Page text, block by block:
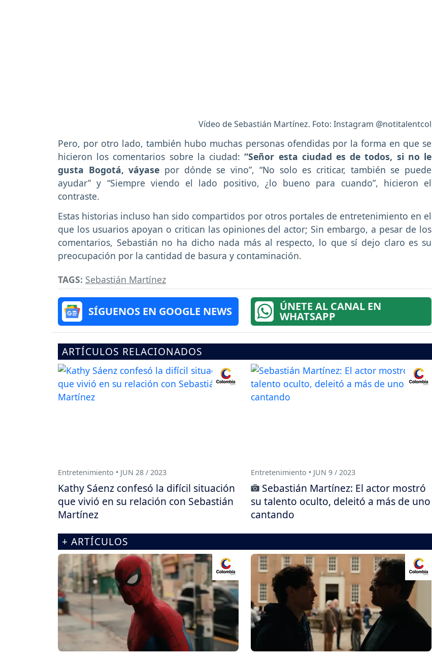
Vídeo de Sebastián Martínez. Foto: Instagram @notitalentcol
Pero, por otro lado, también hubo muchas personas ofendidas por la forma en que se
hicieron los comentarios sobre la ciudad: “Señor esta ciudad es de todos, si no le
gusta Bogotá, váyase por dónde se vino”, “No solo es criticar, también se puede
ayudar” y “Siempre viendo el lado positivo, ¿lo bueno para cuando”, hicieron el
contraste.
Estas historias incluso han sido compartidos por otros portales de entretenimiento en el
que los usuarios apoyan o critican las opiniones del actor; Sin embargo, a pesar de los
comentarios, Sebastián no ha dicho nada más al respecto, lo que sí dejo claro es su
preocupación por la cantidad de basura y contaminación.
TAGS: Sebastián Martínez
SÍGUENOS EN GOOGLE NEWS ÚNETE AL CANAL EN
WHATSAPP
ARTÍCULOS RELACIONADOS
Entretenimiento • JUN 28 / 2023
Kathy Sáenz confesó la difícil situación
que vivió en su relación con Sebastián
Martínez
Entretenimiento • JUN 9 / 2023
Sebastián Martínez: El actor mostró
su talento oculto, deleitó a más de uno
cantando
+ ARTÍCULOS